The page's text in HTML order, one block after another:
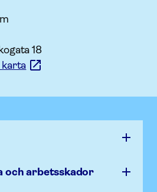
18
karta
och arbets­skador